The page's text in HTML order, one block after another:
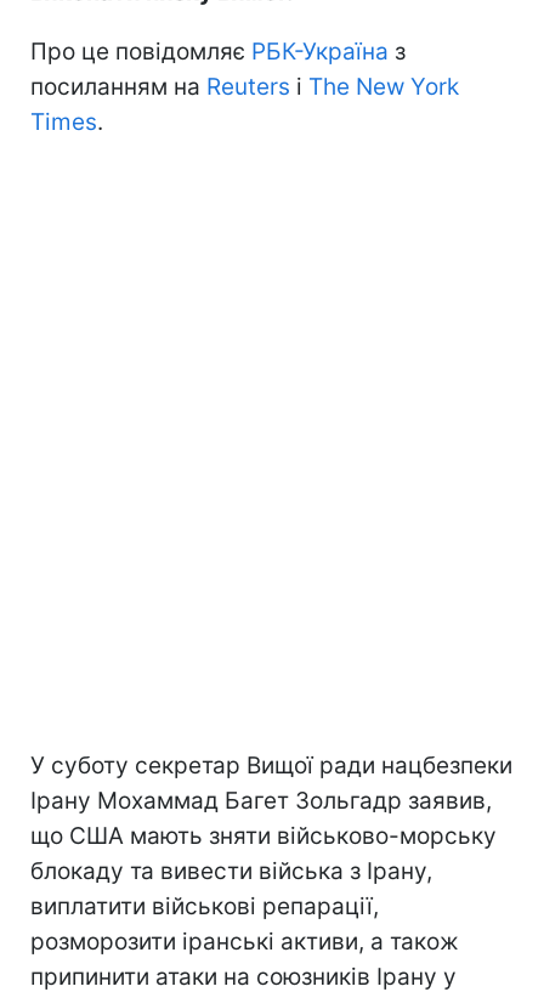
Про це повідомляє РБК-Україна з
посиланням на Reuters і The New York
Times.
У суботу секретар Вищої ради нацбезпеки
Ірану Мохаммад Багет Зольгадр заявив,
що США мають зняти військово-морську
блокаду та вивести війська з Ірану,
виплатити військові репарації,
розморозити іранські активи, а також
припинити атаки на союзників Ірану у